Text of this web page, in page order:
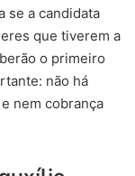
se a candidata
que tiverem a
o primeiro
não há
nem cobrança